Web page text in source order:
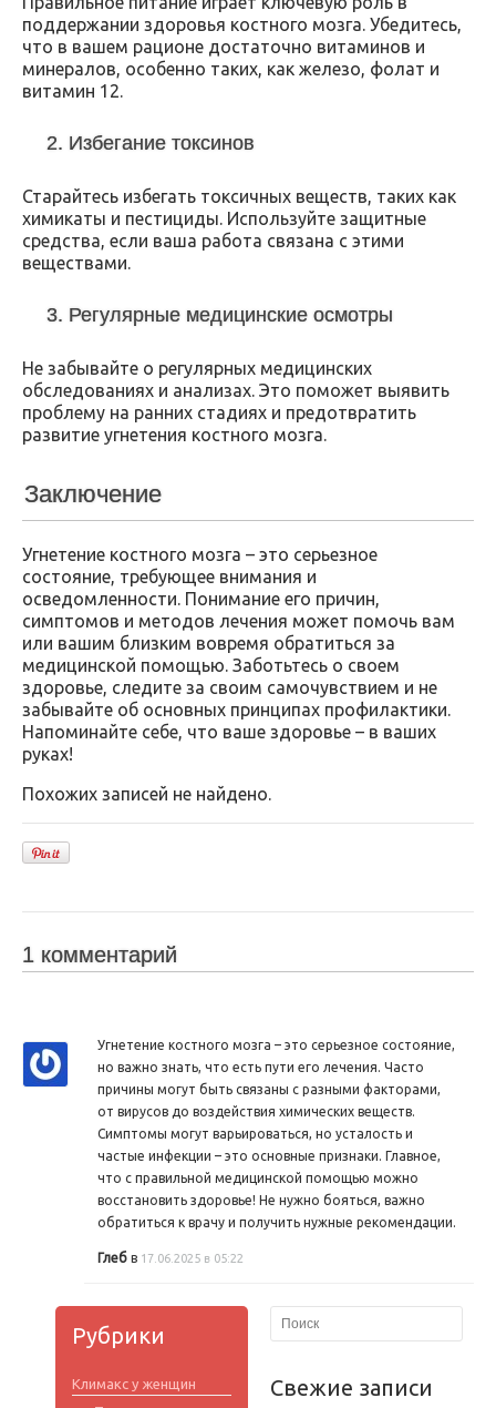
поддержании здоровья костного мозга. Убедитесь,
что в вашем рационе достаточно витаминов и
минералов, особенно таких, как железо, фолат и
витамин 12.
2. Избегание токсинов
Старайтесь избегать токсичных веществ, таких как
химикаты и пестициды. Используйте защитные
средства, если ваша работа связана с этими
веществами.
3. Регулярные медицинские осмотры
Не забывайте о регулярных медицинских
обследованиях и анализах. Это поможет выявить
проблему на ранних стадиях и предотвратить
развитие угнетения костного мозга.
Заключение
Угнетение костного мозга – это серьезное
состояние, требующее внимания и
осведомленности. Понимание его причин,
симптомов и методов лечения может помочь вам
или вашим близким вовремя обратиться за
медицинской помощью. Заботьтесь о своем
здоровье, следите за своим самочувствием и не
забывайте об основных принципах профилактики.
Напоминайте себе, что ваше здоровье – в ваших
руках!
Похожих записей не найдено.
1 комментарий
Угнетение костного мозга – это серьезное состояние,
но важно знать, что есть пути его лечения. Часто
причины могут быть связаны с разными факторами,
от вирусов до воздействия химических веществ.
Симптомы могут варьироваться, но усталость и
частые инфекции – это основные признаки. Главное,
что с правильной медицинской помощью можно
восстановить здоровье! Не нужно бояться, важно
обратиться к врачу и получить нужные рекомендации.
Глеб в 17.06.2025 в 05:22
Рубрики
Климакс у женщин
Свежие записи